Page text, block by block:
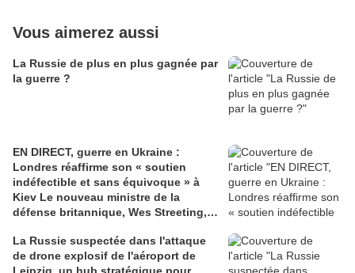
Vous aimerez aussi
La Russie de plus en plus gagnée par
la guerre ?
EN DIRECT, guerre en Ukraine :
Londres réaffirme son « soutien
indéfectible et sans équivoque » à
Kiev Le nouveau ministre de la
défense britannique, Wes Streeting, a
Zelensky à Kiev, au lendemain d’une
attaque aérienne meurtrière sur la
La Russie suspectée dans l'attaque
de drone explosif de l'aéroport de